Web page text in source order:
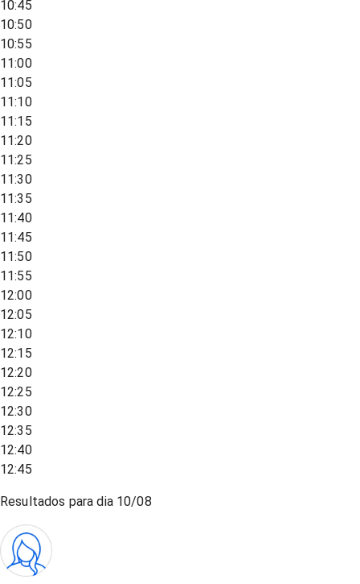
10:45
10:50
10:55
11:00
11:05
11:10
11:15
11:20
11:25
11:30
11:35
11:40
11:45
11:50
11:55
12:00
12:05
12:10
12:15
12:20
12:25
12:30
12:35
12:40
12:45
Resultados para dia 10/08